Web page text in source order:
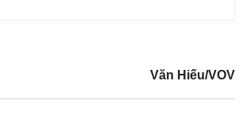
Văn Hiếu/VOV